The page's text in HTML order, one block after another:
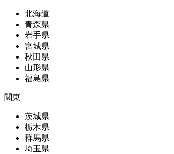
北海道
青森県
岩手県
宮城県
秋田県
山形県
福島県
関東
茨城県
栃木県
群馬県
埼玉県